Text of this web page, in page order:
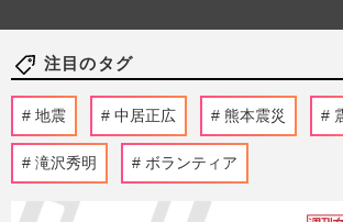
注目のタグ
地震 中居正広 熊本震災
滝沢秀明 ボランティア